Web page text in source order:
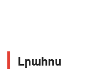
Լրահոս